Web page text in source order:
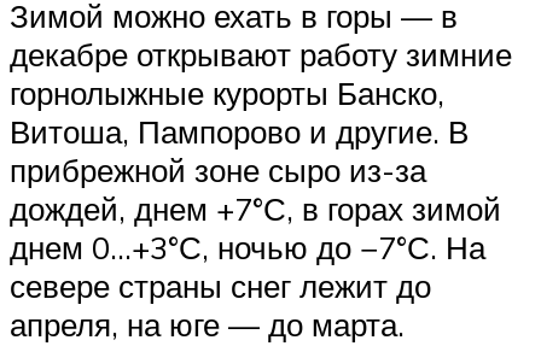
Зимой можно ехать в горы — в
декабре открывают работу зимние
горнолыжные курорты Банско,
Витоша, Пампорово и другие. В
прибрежной зоне сыро из-за
дождей, днем +7°С, в горах зимой
днем 0…+3°С, ночью до −7°С. На
севере страны снег лежит до
апреля, на юге — до марта.